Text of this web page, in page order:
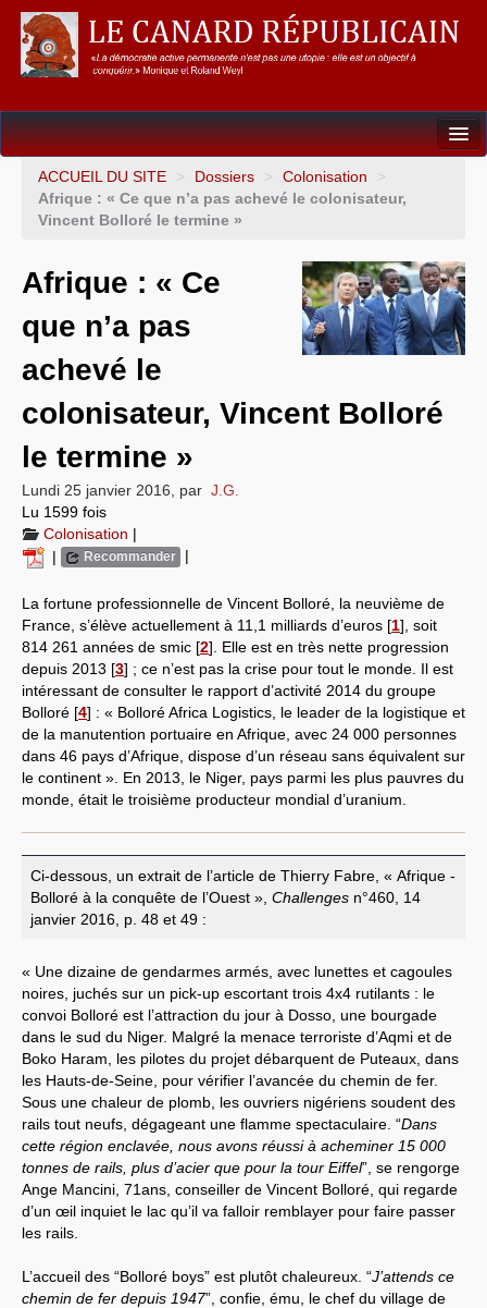
Dossiers
L’Union européenne
Un éléphant, ça trompe énormément !
Gouvernance mondiale & mondialisation
Systèmes & société sous contrôle
Nouvelles de l’antirépublique
Crises "Covid-19 & H1N1"
Guerre en Ukraine
ACCUEIL DU SITE > Dossiers > Colonisation
>
Afrique : « Ce que n’a pas achevé le colonisateur,
Vincent Bolloré le termine »
Afrique : « Ce
que n’a pas
achevé le
colonisateur, Vincent Bolloré
le termine »
Lundi 25 janvier 2016 par J.G.
Lu 1599 fois
Colonisation |
|
Recommander |
La fortune professionnelle de Vincent Bolloré, la neuvième de
France, s’élève actuellement à 11,1 milliards d’euros [1] , soit
814 261 années de smic [2] . Elle est en très nette progression
depuis 2013 [3] ; ce n’est pas la crise pour tout le monde. Il est
intéressant de consulter le rapport d’activité 2014 du groupe
Bolloré [4] : « Bolloré Africa Logistics, le leader de la logistique et
de la manutention portuaire en Afrique, avec 24 000 personnes
dans 46 pays d’Afrique, dispose d’un réseau sans équivalent sur
le continent ». En 2013, le Niger, pays parmi les plus pauvres du
monde, était le troisième producteur mondial d’uranium.
Ci-dessous, un extrait de l’article de Thierry Fabre, « Afrique -
Bolloré à la conquête de l’Ouest », Challenges n°460, 14
janvier 2016, p. 48 et 49 :
« Une dizaine de gendarmes armés, avec lunettes et cagoules
noires, juchés sur un pick-up escortant trois 4x4 rutilants : le
convoi Bolloré est l’attraction du jour à Dosso, une bourgade
dans le sud du Niger. Malgré la menace terroriste d’Aqmi et de
Boko Haram, les pilotes du projet débarquent de Puteaux, dans
les Hauts-de-Seine, pour vérifier l’avancée du chemin de fer.
Sous une chaleur de plomb, les ouvriers nigériens soudent des
rails tout neufs, dégageant une flamme spectaculaire. “Dans
cette région enclavée, nous avons réussi à acheminer 15 000
tonnes de rails, plus d’acier que pour la tour Eiffel”, se rengorge
Ange Mancini, 71ans, conseiller de Vincent Bolloré, qui regarde
d’un œil inquiet le lac qu’il va falloir remblayer pour faire passer
les rails.
L’accueil des “Bolloré boys” est plutôt chaleureux. “J’attends ce
chemin de fer depuis 1947”, confie, ému, le chef du village de